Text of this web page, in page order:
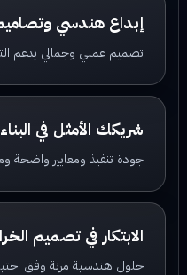
إبداع هندسي
تصميم عملي وجمالي يدعم
شريكك الأمثل في
جودة تنفيذ ومعايير واضحة
الابتكار في تصميم
حلول هندسية مرنة وفق